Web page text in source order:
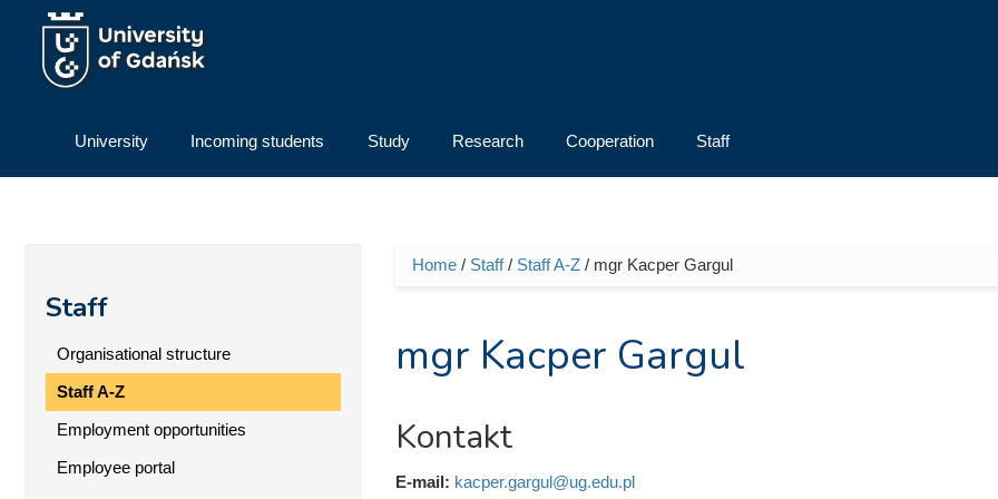
Skip to main content
University Incoming students Study Research Cooperation Staff
Staff
Organisational structure
Staff A-Z
Employment opportunities
Employee portal
You are here
Home/ Staff/ Staff A-Z/ mgr Kacper Gargul
mgr Kacper Gargul
Kontakt
E-mail: kacper.gargul@ug.edu.pl